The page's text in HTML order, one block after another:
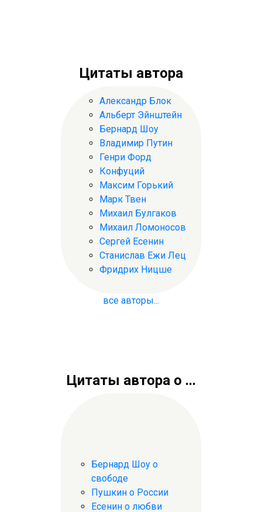
Цитаты автора
Александр Блок
Альберт Эйнштейн
Бернард Шоу
Владимир Путин
Генри Форд
Конфуций
Максим Горький
Марк Твен
Михаил Булгаков
Михаил Ломоносов
Сергей Есенин
Станислав Ежи Лец
Фридрих Ницше
все авторы...
Цитаты автора о ...
Бернард Шоу о
свободе
Пушкин о России
Есенин о любви